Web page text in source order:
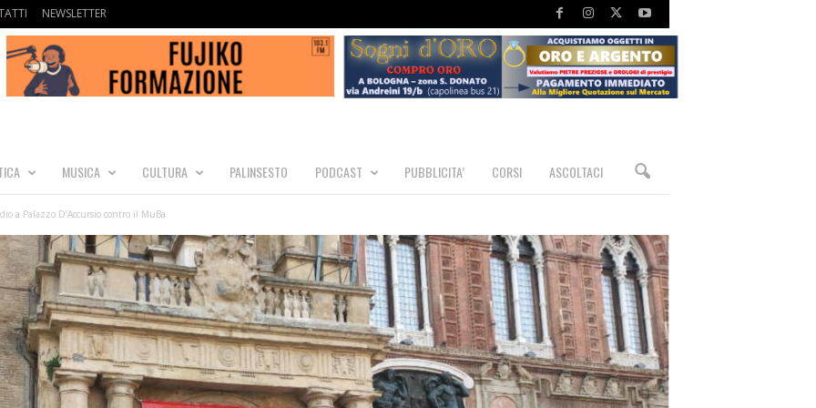
NEWSLETTER
MUSICA CULTURA PALINSESTO PODCAST PUBBLICITA’ CORSI ASCOLTACI
a Palazzo D’Accursio contro il MuBa